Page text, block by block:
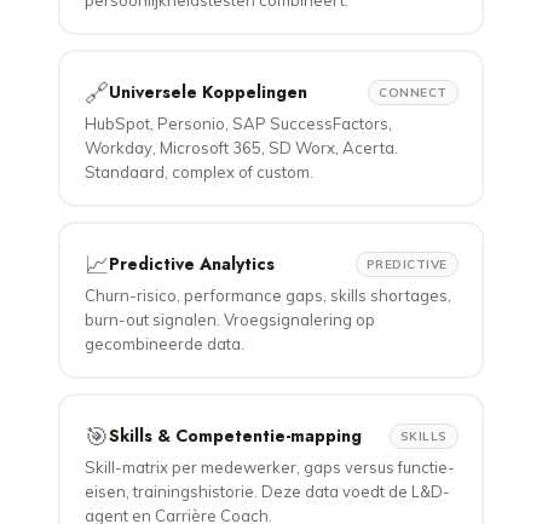
🔗Universele Koppelingen CONNECT
HubSpot, Personio, SAP SuccessFactors,
Workday, Microsoft 365, SD Worx, Acerta.
Standaard, complex of custom.
📈Predictive Analytics PREDICTIVE
Churn-risico, performance gaps, skills shortages,
burn-out signalen. Vroegsignalering op
gecombineerde data.
🎯Skills & Competentie-mapping SKILLS
Skill-matrix per medewerker, gaps versus functie-
eisen, trainingshistorie. Deze data voedt de L&D-
agent en Carrière Coach.